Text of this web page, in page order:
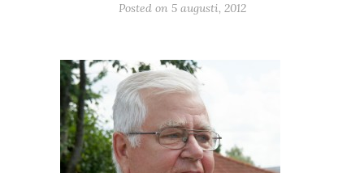
Posted on 5 augusti, 2012